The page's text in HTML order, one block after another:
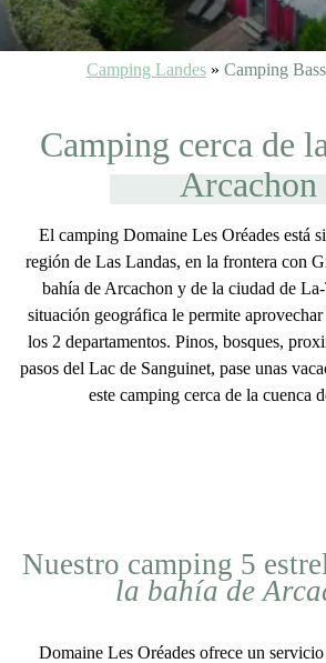
Camping Landes» Camping
Camping cerca de
Arcachon
El camping Domaine Les Oréades está
región de Las Landas, en la frontera con
bahía de Arcachon y de la ciudad de
situación geográfica le permite aprovechar
los 2 departamentos. Pinos, bosques,
pasos del Lac de Sanguinet, pase unas
este camping cerca de la cuenca
Nuestro camping 5
la bahía de
Domaine Les Oréades ofrece un servicio